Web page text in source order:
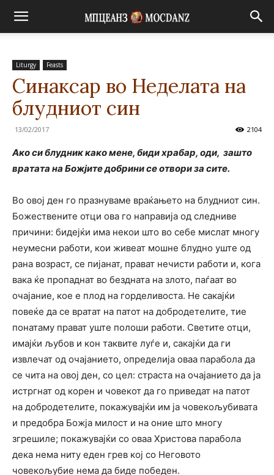
Liturgy Feasts
Синаксар во Неделата на
блудниот син
13/02/2017 2104
Ако си блудник како мене, биди храбар, оди, зашто
вратата на Божјите добрини се отвори за сите.
Во овој ден го празнуваме враќањето на блудниот син.
Божествените отци ова го направија од следниве
причини: бидејќи има некои што во себе мислат многу
неумесни работи, кои живеат мошне блудно уште од
рана возраст, се пијанат, прават нечисти работи и, кога
вака ќе пропаднат во бездната на злото, паѓаат во
очајание, кое е плод на горделивоста. Не сакајќи
повеќе да се вратат на патот на добродетелите, тие
понатаму прават уште полоши работи. Светите отци,
имајќи љубов и кон таквите луѓе и, сакајќи да ги
извлечат од очајанието, определија оваа парабола да
се чита на овој ден, со цел: страста на очајанието да ја
истргнат од корен и човекот да го приведат на патот
на добродетелите, покажувајќи им ја човекољубивата
и предобра Божја милост и на оние што многу
згрешиле; покажувајќи со оваа Христова парабола
дека нема ниту еден грев кој со Неговото
човекољубие нема да биде победен.